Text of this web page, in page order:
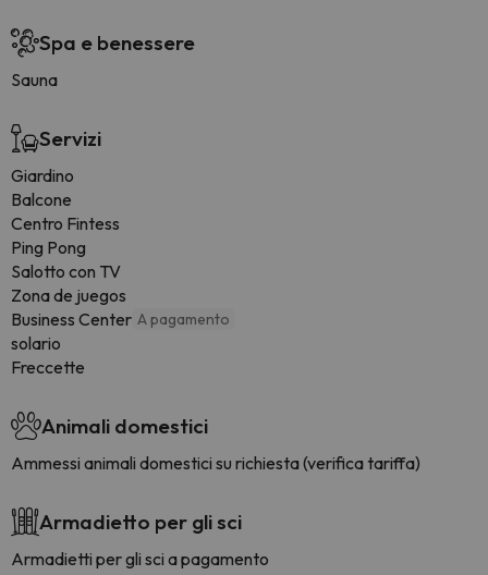
Spa e benessere
Sauna
Servizi
Giardino
Balcone
Centro Fintess
Ping Pong
Salotto con TV
Zona de juegos
Business Center A pagamento
solario
Freccette
Animali domestici
Ammessi animali domestici su richiesta (verifica tariffa)
Armadietto per gli sci
Armadietti per gli sci a pagamento